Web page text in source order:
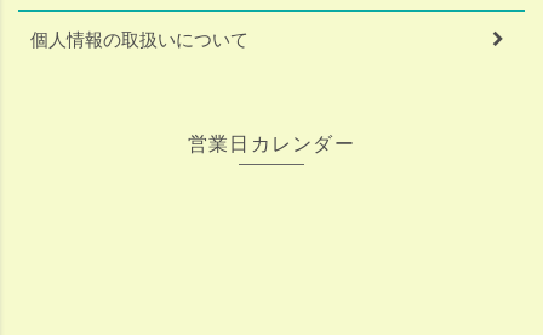
個人情報の取扱いについて
営業日カレンダー